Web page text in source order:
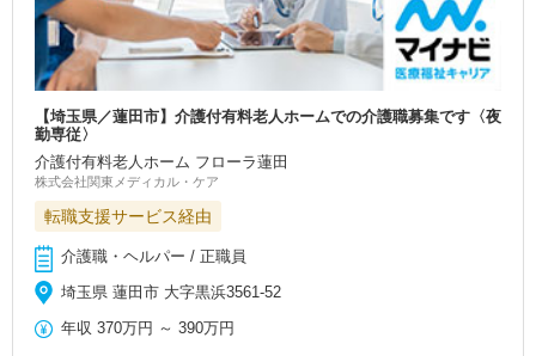
【埼玉県／蓮田市】介護付有料老人ホームでの介護職募集です〈夜
勤専従〉
介護付有料老人ホーム フローラ蓮田
株式会社関東メディカル・ケア
転職支援サービス経由
介護職・ヘルパー / 正職員
埼玉県 蓮田市 大字黒浜3561-52
年収 370万円 ～390万円